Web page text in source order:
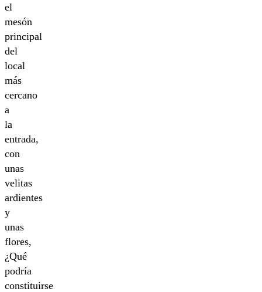
el
mesón
principal
del
local
más
cercano
a
la
entrada,
con
unas
velitas
ardientes
y
unas
flores,
¿Qué
podría
constituirse